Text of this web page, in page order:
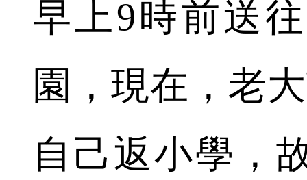
早上9時前送
園，現在，老
自己返小學，